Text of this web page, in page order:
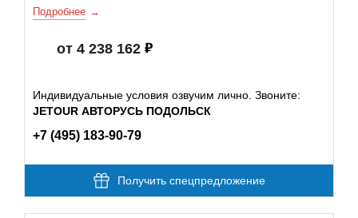
Подробнее
от 4 238 162
Индивидуальные условия озвучим лично. Звоните:
JETOUR АВТОРУСЬ ПОДОЛЬСК
+7 (495) 183-90-79
Получить спецпредложение